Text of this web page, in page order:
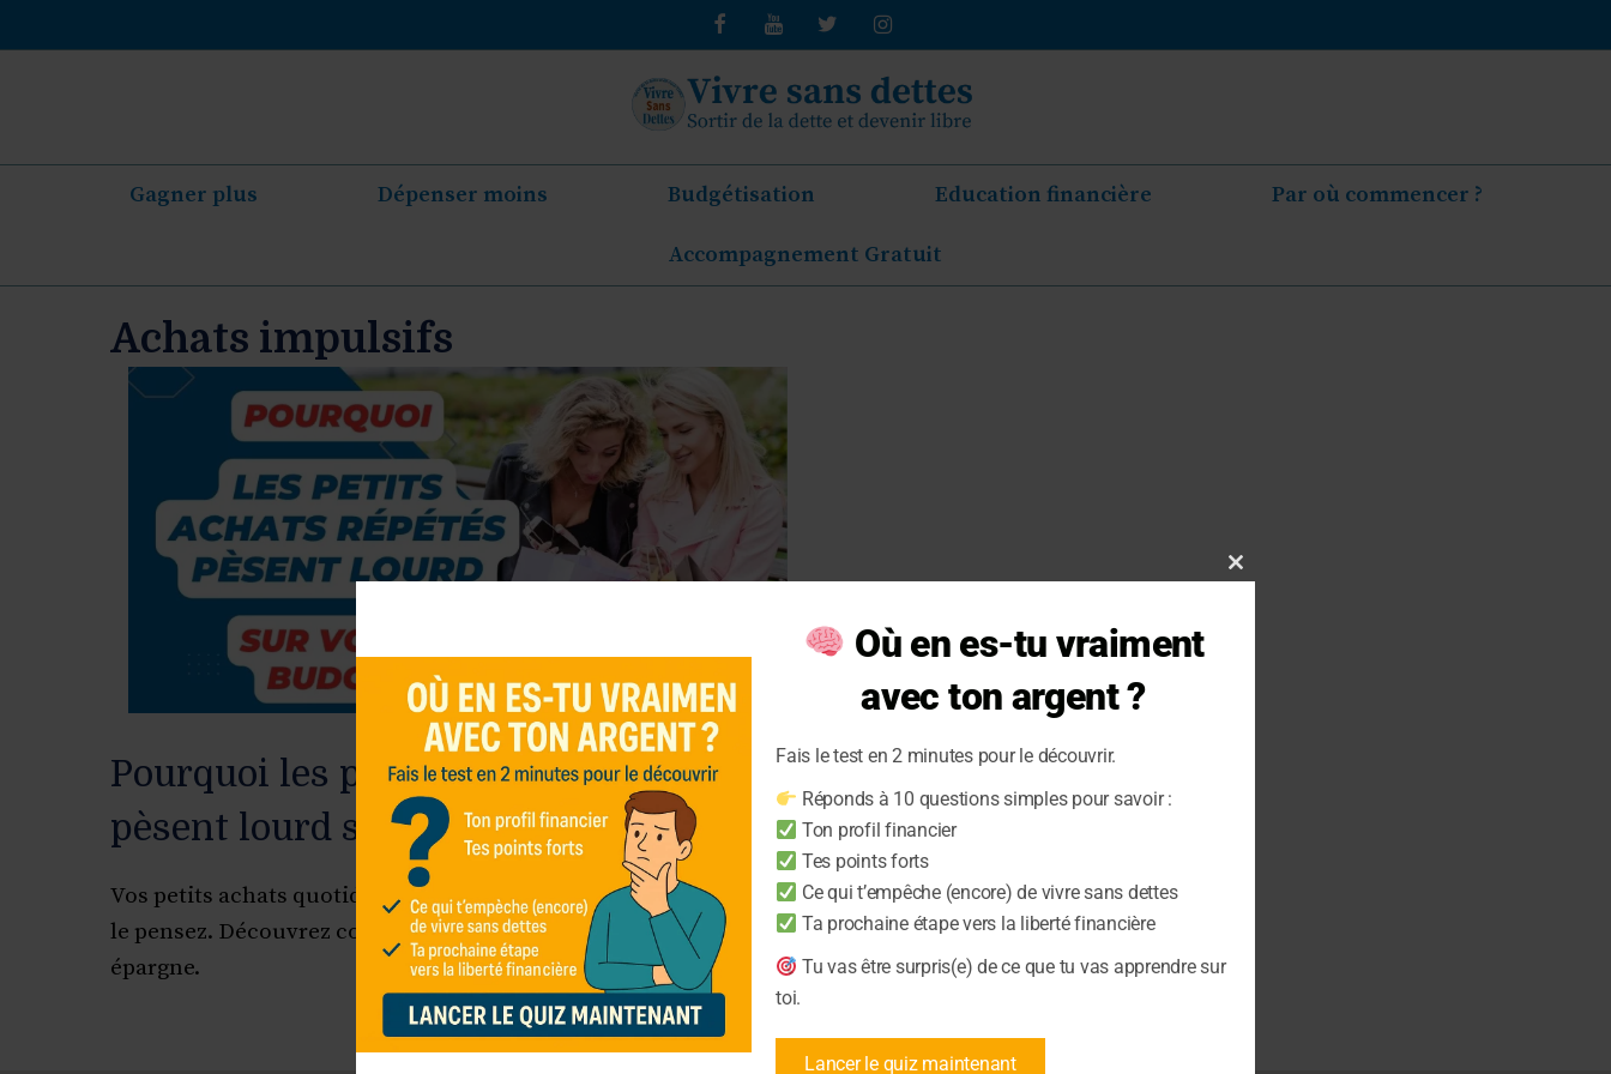
au
Gagner plus Dépenser moins Budgétisation Education financière Par où commencer ?
Accompagnement Gratuit
Achats impulsifs
Pourquoi les petits achats répétés
pèsent lourd sur votre budget
Vos petits achats quotidiens vous coûtent plus cher que vous ne
le pensez. Découvrez comment les maîtriser pour préserver votre
épargne.
Close
Où en es-tu vraiment
avec ton argent ?
Fais le test en 2 minutes pour le découvrir.
Réponds à 10 questions simples pour savoir :
Ton profil financier
Tes points forts
Ce qui t’empêche (encore) de vivre sans dettes
Ta prochaine étape vers la liberté financière
Tu vas être surpris(e) de ce que tu vas apprendre sur
toi.
Lancer le quiz maintenant